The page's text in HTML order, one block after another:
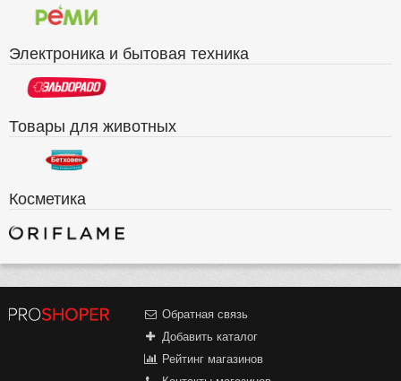
Электроника и бытовая техника
Товары для животных
Косметика
Обратная связь
Добавить каталог
Рейтинг магазинов